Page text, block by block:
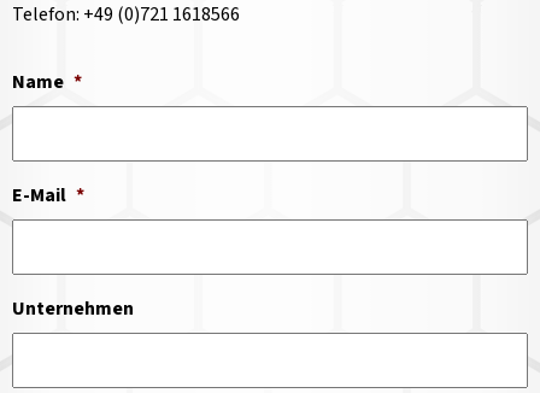
Telefon: +49 (0)721 1618566
Name *
E-Mail *
Unternehmen